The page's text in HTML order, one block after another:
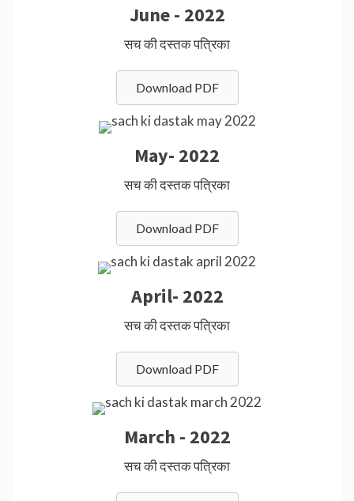
June - 2022
सच की दस्तक पत्रिका
Download PDF
May- 2022
सच की दस्तक पत्रिका
Download PDF
April- 2022
सच की दस्तक पत्रिका
Download PDF
March - 2022
सच की दस्तक पत्रिका